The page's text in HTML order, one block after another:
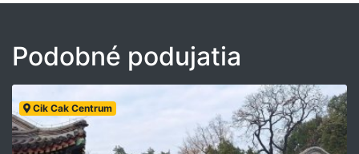
Podobné podujatia
Cik Cak Centrum